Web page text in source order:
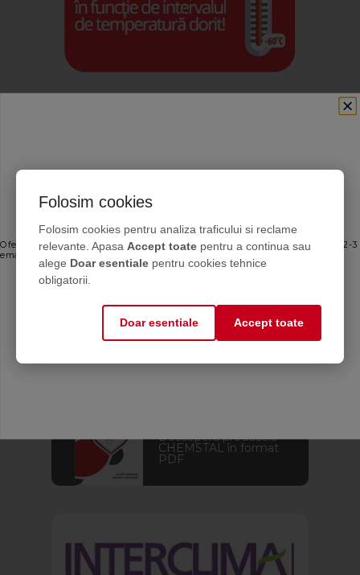
Aplicația CASA
Află soluția pentru
instalația ta
Calitate garantata
Alege solutii chimice de
Descoperă produsele
CHEMSTAL în format
PDF
Folosim cookies
Folosim cookies pentru analiza traficului si reclame
relevante. Apasa Accept toate pentru a continua sau
alege Doar esentiale pentru cookies tehnice
obligatorii.
Doar esentiale Accept toate
Ofertele bune, direct în inbox
Oferte personalizate și sfaturi de întreținere direct de la producător. Maximum 2-3
emailuri pe lună — fără spam.
Mă abonez